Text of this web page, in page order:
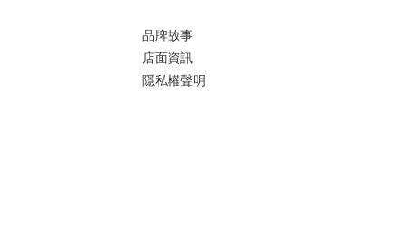
品牌故事
店面資訊
隱私權聲明